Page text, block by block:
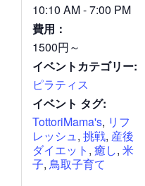
10:10 AM - 7:00 PM
費用：
1500円～
イベントカテゴリー:
ピラティス
イベント タグ:
TottoriMama's, リフ
レッシュ, 挑戦, 産後
ダイエット , 癒し, 米
子, 鳥取子育て